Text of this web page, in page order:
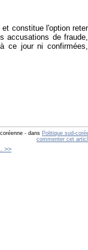
constitue l'option
accusations de
ce jour ni
- dans Politique sud-
commenter cet
>>